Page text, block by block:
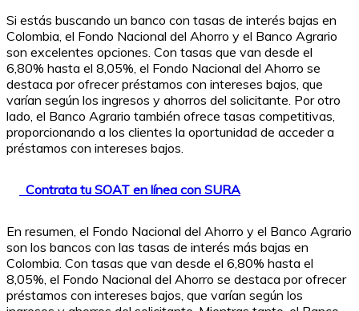
Si estás buscando un banco con tasas de interés bajas en
Colombia, el Fondo Nacional del Ahorro y el Banco Agrario
son excelentes opciones. Con tasas que van desde el
6,80% hasta el 8,05%, el Fondo Nacional del Ahorro se
destaca por ofrecer préstamos con intereses bajos, que
varían según los ingresos y ahorros del solicitante. Por otro
lado, el Banco Agrario también ofrece tasas competitivas,
proporcionando a los clientes la oportunidad de acceder a
préstamos con intereses bajos.
Contrata tu SOAT en línea con SURA
En resumen, el Fondo Nacional del Ahorro y el Banco Agrario
son los bancos con las tasas de interés más bajas en
Colombia. Con tasas que van desde el 6,80% hasta el
8,05%, el Fondo Nacional del Ahorro se destaca por ofrecer
préstamos con intereses bajos, que varían según los